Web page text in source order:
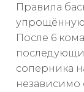
Правила
После 6
соперника
независимо